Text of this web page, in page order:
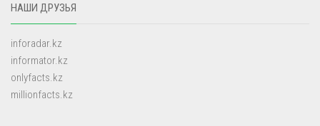
НАШИ ДРУЗЬЯ
inforadar.kz
informator.kz
onlyfacts.kz
millionfacts.kz